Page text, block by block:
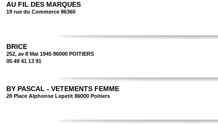
AU FIL DES MARQUES
19 rue du Commerce 86360
BRICE
252, av 8 Mai 1945 86000 POITIERS
05 49 41 13 91
BY PASCAL - VETEMENTS FEMME
28 Place Alphonse Lepetit 86000 Poitiers